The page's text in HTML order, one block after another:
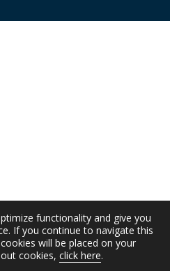
functionality and give you
If you continue to navigate this
will be placed on your
cookies, click here.